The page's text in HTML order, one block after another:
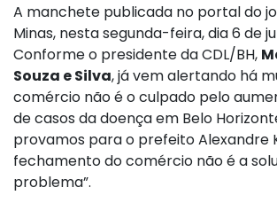
A manchete publicada no portal do
Minas, nesta segunda-feira, dia 6 de
Conforme o presidente da CDL/BH,
Souza e Silva, já vem alertando há
comércio não é o culpado pelo
de casos da doença em Belo
provamos para o prefeito Alexandre
fechamento do comércio não é a
problema”.